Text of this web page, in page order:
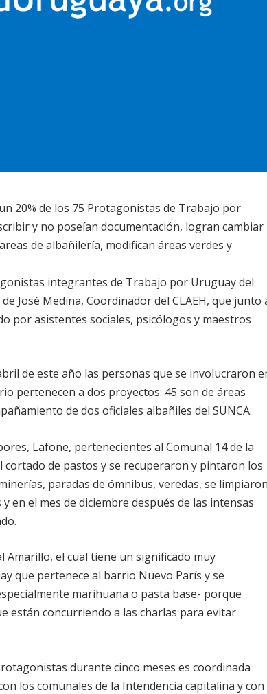
20% de los 75 Protagonistas de Trabajo por
y no poseían documentación, logran cambiar
de albañilería, modifican áreas verdes y
integrantes de Trabajo por Uruguay del
José Medina, Coordinador del CLAEH, que junto
por asistentes sociales, psicólogos y maestros
de este año las personas que se involucraron
pertenecen a dos proyectos: 45 son deáreas
de dos oficiales albañiles del SUNCA.
Lafone, pertenecientes al Comunal 14 de la
cortado de pastos y se recuperaron y pintaron los
paradas de ómnibus,veredas, se
y en el mes de diciembre después de las intensas
Amarillo, el cual tiene un significado muy
que pertenece al barrio Nuevo París y se
marihuana o pasta base- porque
están concurriendo a las charlas para evitar
durante cinco meses es coordinada
los comunales de la Intendencia capitalina y con